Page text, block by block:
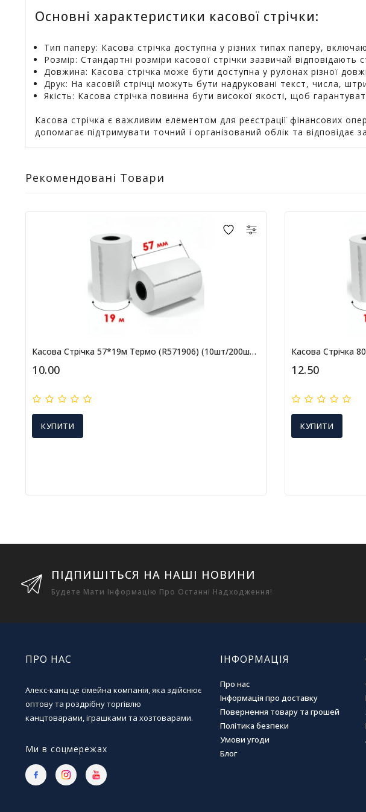
Основні характеристики касової стрічки:
Тип паперу: Касова стрічка доступна у різних типах паперу,
Розмір: Стандартні розміри касової стрічки зазвичай
Довжина: Касова стрічка може бути доступна у рулонах різної
Друк: На касовій стрічці можуть бути надруковані текст, числа,
Якість: Касова стрічка повинна бути високої якості, щоб
Касова стрічка є важливим елементом для реєстрації фінансових
допомагає підтримувати точний і організований облік та
Рекомендовані Товари
Касова Стрічка 57*19м Термо (R571906) (10шт/200шт/280/224)
10.00
КУПИТИ
Касова Стрічка
12.50
КУПИТИ
ПІДПИШІТЬСЯ НА НАШІ НОВИНИ
Будете Мати Інформацію Про Останні Надходження!
ПРО НАС
Алекс-канц це сімейна компанія, яка здійснює
оптову та роздрібну торгівлю
канцтоварами, іграшками та хозтоварами.
Ми в соцмережах
ІНФОРМАЦІЯ
Про нас
Інформація про доставку
Повернення товару та грошей
Політика безпеки
Умови угоди
Блог